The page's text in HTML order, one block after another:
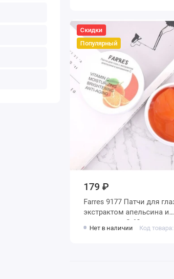
Скидки
Популярный
179 ₽
Farres 9177 Патчи для
экстрактом апельсина и
витамином C 60 шт
Нет в наличии Код